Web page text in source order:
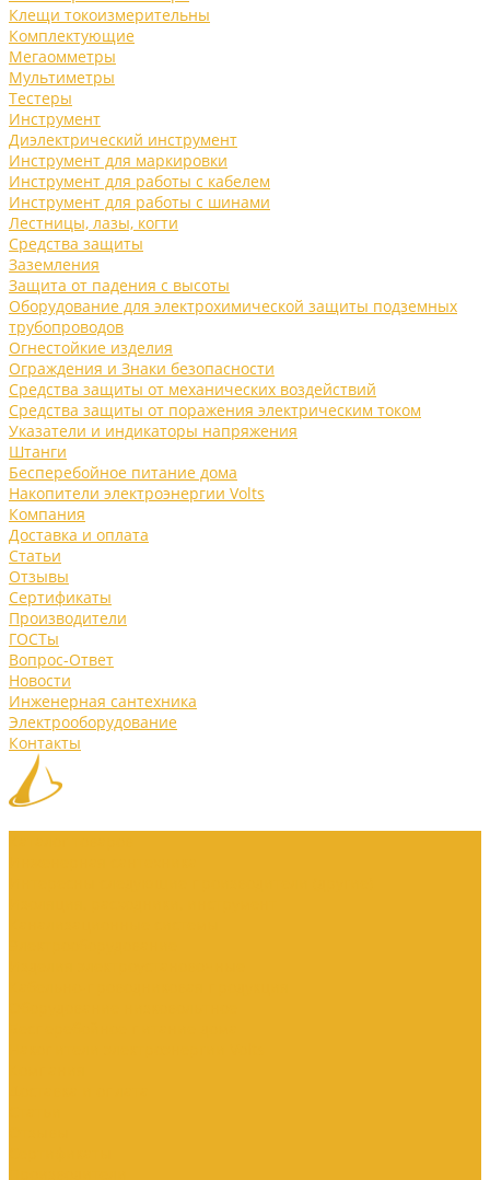
Клещи токоизмерительны
Комплектующие
Мегаомметры
Мультиметры
Тестеры
Инструмент
Диэлектрический инструмент
Инструмент для маркировки
Инструмент для работы с кабелем
Инструмент для работы с шинами
Лестницы, лазы, когти
Средства защиты
Заземления
Защита от падения с высоты
Оборудование для электрохимической защиты подземных
трубопроводов
Огнестойкие изделия
Ограждения и Знаки безопасности
Средства защиты от механических воздействий
Средства защиты от поражения электрическим током
Указатели и индикаторы напряжения
Штанги
Бесперебойное питание дома
Накопители электроэнергии Volts
Компания
Доставка и оплата
Статьи
Отзывы
Сертификаты
Производители
ГОСТы
Вопрос-Ответ
Новости
Инженерная сантехника
Электрооборудование
Контакты